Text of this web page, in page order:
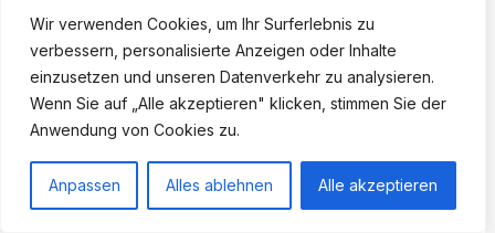
Wir verwenden Cookies, um Ihr Surferlebnis zu
verbessern, personalisierte Anzeigen oder Inhalte
einzusetzen und unseren Datenverkehr zu analysieren.
Wenn Sie auf „Alle akzeptieren" klicken, stimmen Sie der
Anwendung von Cookies zu.
Anpassen Alles ablehnen Alle akzeptieren
und Unterstützung für
verschiedene
Programmiersprachen.
Kleine Firmen:
Homepage Software, die es
einfach macht, eine